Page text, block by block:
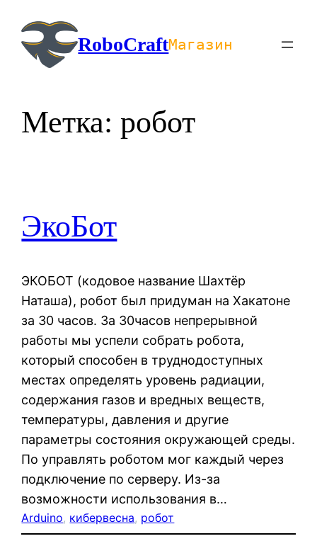
содержимомуRoboCraftМагазин
Метка: робот
ЭкоБот
ЭКОБОТ (кодовое название Шахтёр
Наташа), робот был придуман на Хакатоне
за 30 часов. За 30часов непрерывной
работы мы успели собрать робота,
который способен в труднодоступных
местах определять уровень радиации,
содержания газов и вредных веществ,
температуры, давления и другие
параметры состояния окружающей среды.
По управлять роботом мог каждый через
подключение по серверу. Из-за
возможности использования в…
Arduino, кибервесна, робот